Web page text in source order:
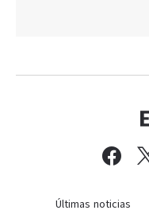
Últimas noticias